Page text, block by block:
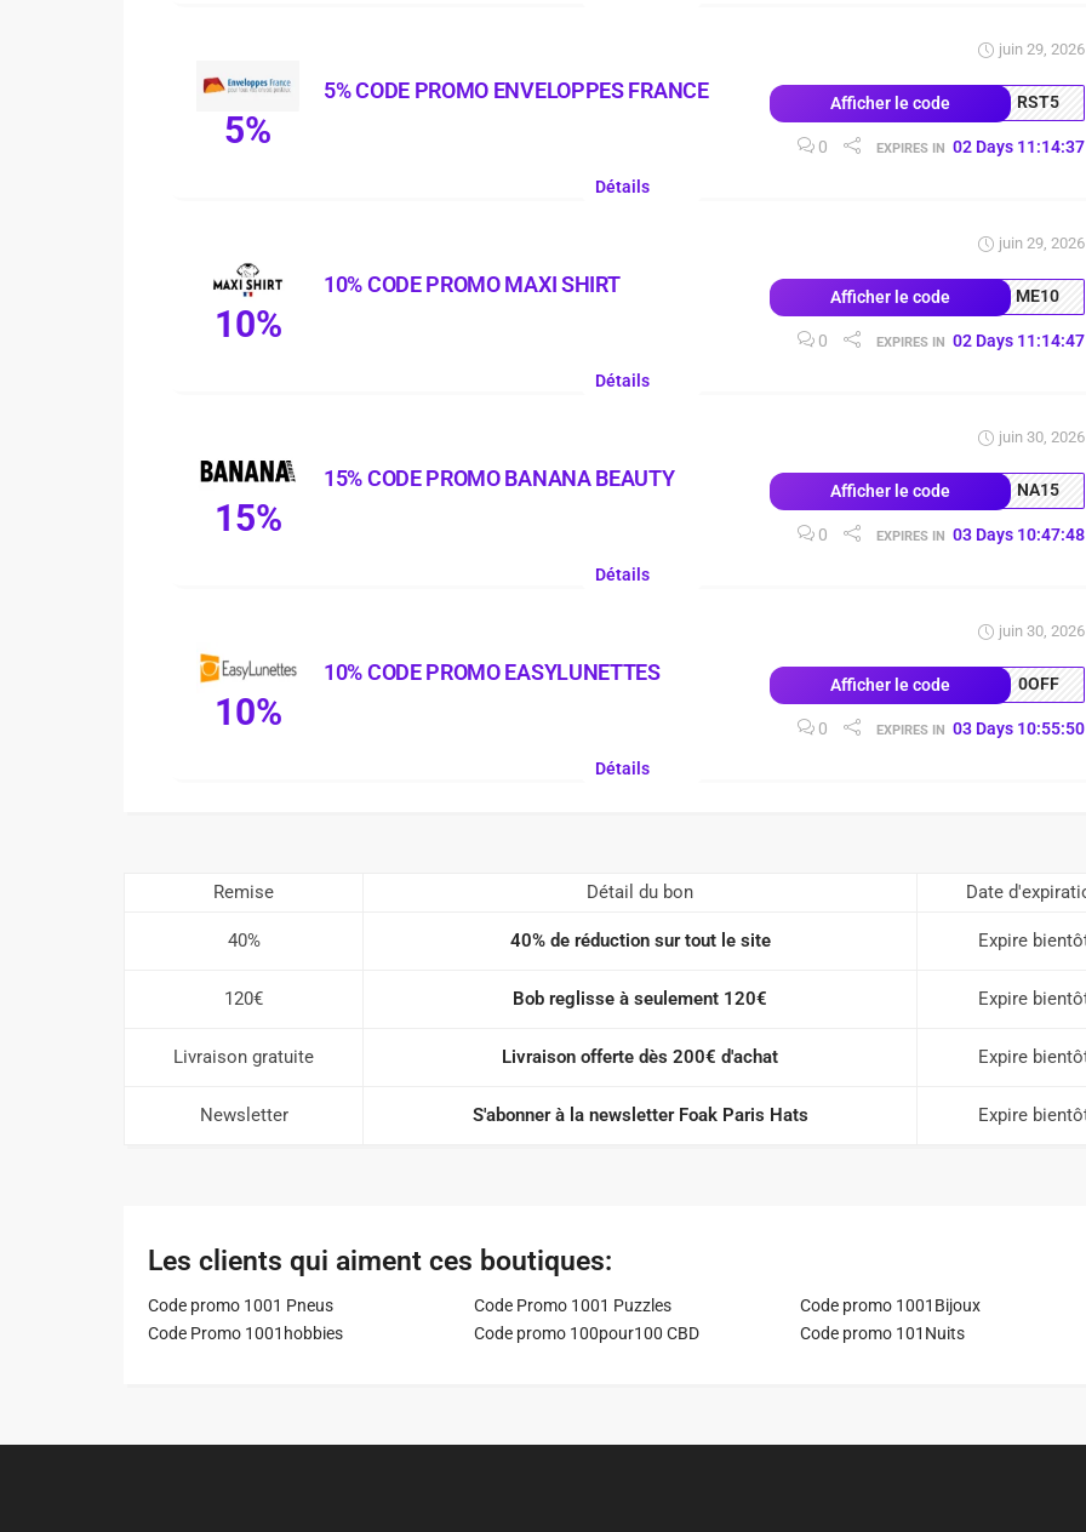
5%
5% CODE PROMO ENVELOPPES FRANCE
juin 29, 2026
Afficher le code RST5
0 EXPIRES IN 02 Days 11:14:36
Détails
10%
10% CODE PROMO MAXI SHIRT
juin 29, 2026
Afficher le code ME10
0 EXPIRES IN 02 Days 11:14:46
Détails
15%
15% CODE PROMO BANANA BEAUTY
juin 30, 2026
Afficher le code NA15
0 EXPIRES IN 03 Days 10:47:47
Détails
10%
10% CODE PROMO EASYLUNETTES
juin 30, 2026
Afficher le code 0OFF
0 EXPIRES IN 03 Days 10:55:49
Détails
Remise Détail du bon Date
40% 40% de réduction sur tout le site Expire
120€ Bob reglisse à seulement 120€ Expire
Livraison gratuite Livraison offerte dès 200€ d'achat Expire
Newsletter S'abonner à la newsletter Foak Paris Hats Expire
Les clients qui aiment ces boutiques:
Code promo 1001 Pneus Code Promo 1001 Puzzles
Code promo 1001Bijoux
Code Promo 1001hobbies
Code promo 100pour100 CBD Code promo 101Nuits